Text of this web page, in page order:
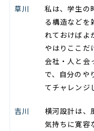
草川
私は、学生の
る構造などを
れておけばよ
やはりここだ
会社・人と会
で、自分のや
てチャレンジ
吉川
横河設計は、
気持ちに寛容